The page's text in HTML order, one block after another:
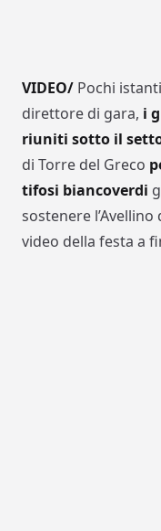
VIDEO/ Pochi
direttore di gara, i
riuniti sotto il
di Torre del Greco
tifosi biancoverdi
sostenere l’Avellino
video della festa a